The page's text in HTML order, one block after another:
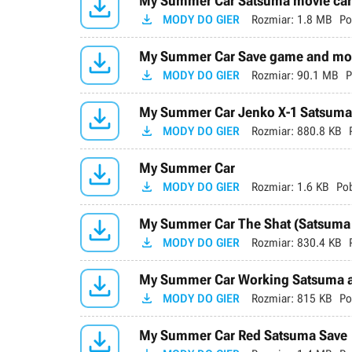
 MODY DO GIER Rozmiar: 1.8 MB
 My Summer Car Save game and
 MODY DO GIER Rozmiar: 90.1 MB
 My Summer Car Jenko X-1
 MODY DO GIER Rozmiar: 880.8 KB
 My Summer Car
 MODY DO GIER Rozmiar: 1.6 KB
 My Summer Car The Shat
 MODY DO GIER Rozmiar: 830.4 KB
 My Summer Car Working Satsuma
 MODY DO GIER Rozmiar: 815 KB
 My Summer Car Red Satsuma Save